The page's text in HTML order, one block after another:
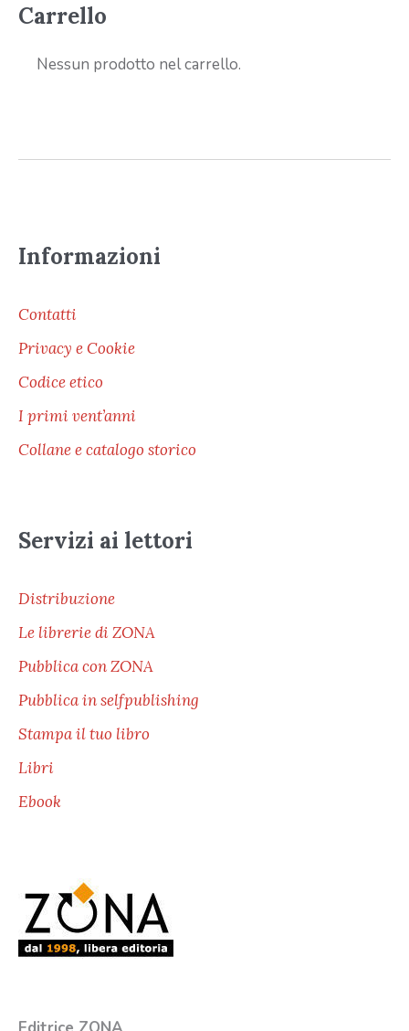
Carrello
Nessun prodotto nel carrello.
Informazioni
Contatti
Privacy e Cookie
Codice etico
I primi vent’anni
Collane e catalogo storico
Servizi ai lettori
Distribuzione
Le librerie di ZONA
Pubblica con ZONA
Pubblica in selfpublishing
Stampa il tuo libro
Libri
Ebook